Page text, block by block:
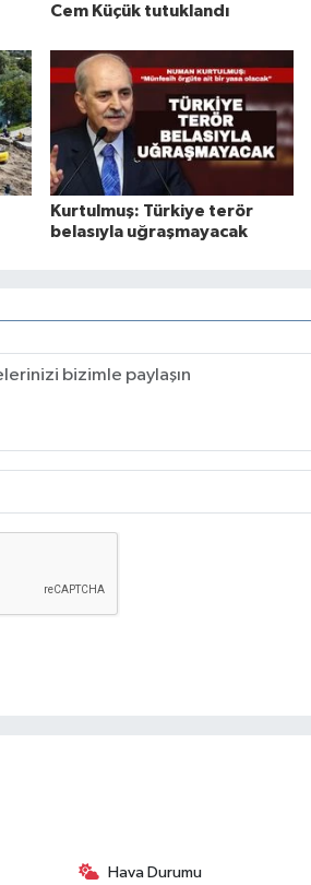
Cem Küçük tutuklandı
Kurtulmuş: Türkiye terör
belasıyla uğraşmayacak
Hava Durumu